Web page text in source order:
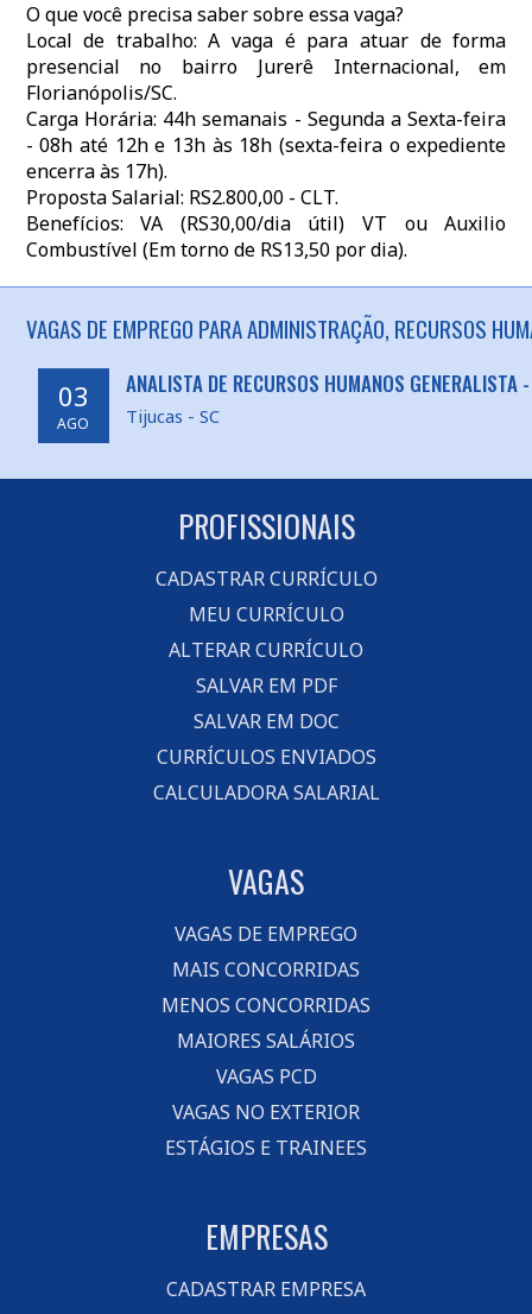
O que você precisa saber sobre essa vaga?
Local de trabalho: A vaga é para atuar de forma
presencial no bairro Jurerê Internacional, em
Florianópolis/SC.
Carga Horária: 44h semanais - Segunda a Sexta-feira
- 08h até 12h e 13h às 18h (sexta-feira o expediente
encerra às 17h).
Proposta Salarial: RS2.800,00 - CLT.
Benefícios: VA (RS30,00/dia útil) VT ou Auxilio
Combustível (Em torno de RS13,50 por dia).
VAGAS DE EMPREGO PARA ADMINISTRAÇÃO, RECURSOS
03
AGO
ANALISTA DE RECURSOS HUMANOS GENERALISTA
Tijucas - SC
PROFISSIONAIS
CADASTRAR CURRÍCULO
MEU CURRÍCULO
ALTERAR CURRÍCULO
SALVAR EM PDF
SALVAR EM DOC
CURRÍCULOS ENVIADOS
CALCULADORA SALARIAL
VAGAS
VAGAS DE EMPREGO
MAIS CONCORRIDAS
MENOS CONCORRIDAS
MAIORES SALÁRIOS
VAGAS PCD
VAGAS NO EXTERIOR
ESTÁGIOS E TRAINEES
EMPRESAS
CADASTRAR EMPRESA